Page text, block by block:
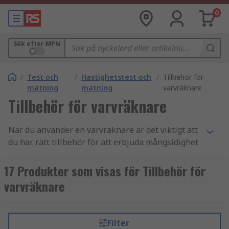
0
Sök efter MPN
/ Test och
mätning
/ Hastighetstest och
mätning
/ Tillbehör för
varvräknare
Tillbehör för varvräknare
När du använder en varvräknare är det viktigt att
du har rätt tillbehör för att erbjuda mångsidighet
att säkerställa precisionsmätningar. RS har
varvräknartillbehör för utbyte eller optimering,
dessa inkluderar:
Ersättningsspetsar - används med
handhållna varvräknare för
17 Produkter som visas för Tillbehör för
varvräknare
Filter